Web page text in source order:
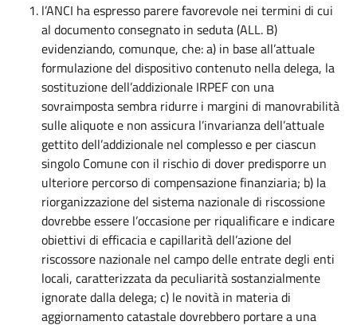
l’ANCI ha espresso parere favorevole nei termini di cui
al documento consegnato in seduta (ALL. B)
evidenziando, comunque, che: a) in base all’attuale
formulazione del dispositivo contenuto nella delega, la
sostituzione dell’addizionale IRPEF con una
sovraimposta sembra ridurre i margini di manovrabilità
sulle aliquote e non assicura l’invarianza dell’attuale
gettito dell’addizionale nel complesso e per ciascun
singolo Comune con il rischio di dover predisporre un
ulteriore percorso di compensazione finanziaria; b) la
riorganizzazione del sistema nazionale di riscossione
dovrebbe essere l’occasione per riqualificare e indicare
obiettivi di efficacia e capillarità dell’azione del
riscossore nazionale nel campo delle entrate degli enti
locali, caratterizzata da peculiarità sostanzialmente
ignorate dalla delega; c) le novità in materia di
aggiornamento catastale dovrebbero portare a una